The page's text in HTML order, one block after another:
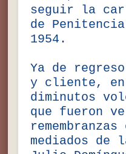
seguir la
de
1954.
Ya de
y cliente, en
diminutos
que fueron
mediados de